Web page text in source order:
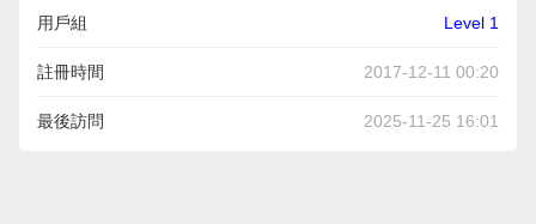
用戶組 Level 1
註冊時間 2017-12-11 00:20
最後訪問 2025-11-25 16:01